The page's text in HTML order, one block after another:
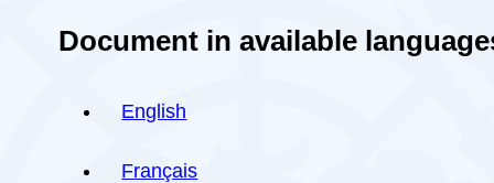
Document in available
English
Français